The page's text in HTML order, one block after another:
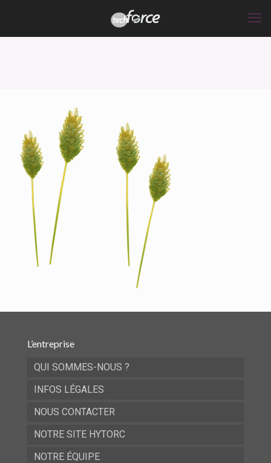
L’entreprise
QUI SOMMES-NOUS ?
INFOS LÉGALES
NOUS CONTACTER
NOTRE SITE HYTORC
NOTRE ÉQUIPE